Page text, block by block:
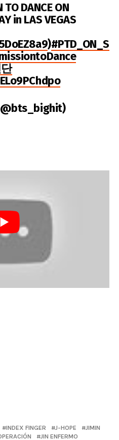
TO DANCE ON
in LAS VEGAS
)
INDEX FINGER J-HOPE
JIMIN
JIN ENFERMO